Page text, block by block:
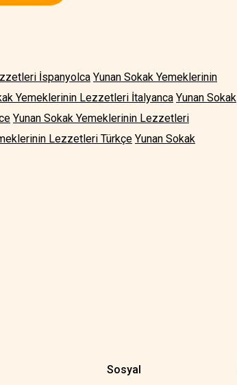
İspanyolca Yunan Sokak Yemeklerinin
Yemeklerinin Lezzetleri İtalyanca Yunan Sokak
Yunan Sokak Yemeklerinin Lezzetleri
Lezzetleri Türkçe Yunan Sokak
Sosyal